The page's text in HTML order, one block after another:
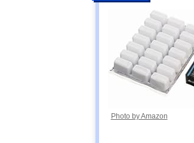
Photo by Amazon